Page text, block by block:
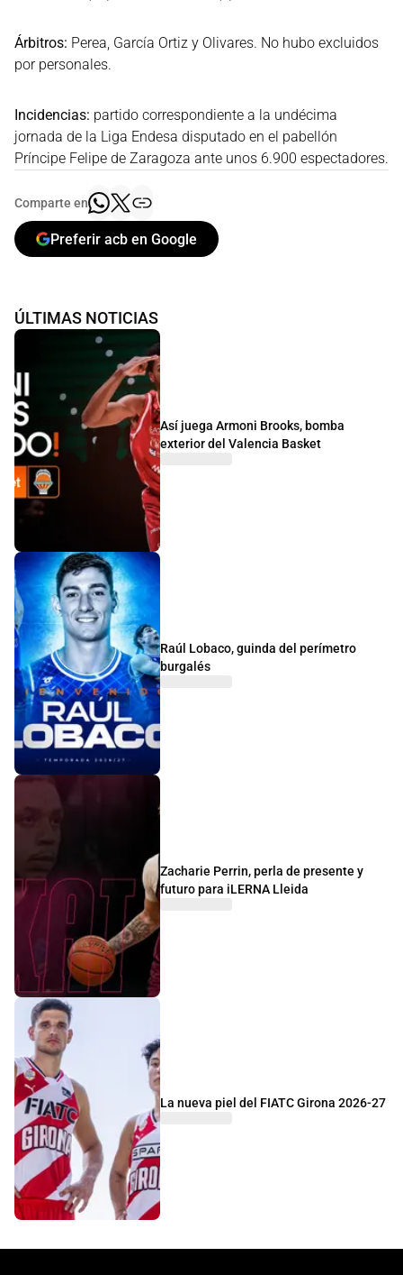
Árbitros: Perea, García Ortiz y Olivares. No hubo excluidos
por personales.
Incidencias: partido correspondiente a la undécima
jornada de la Liga Endesa disputado en el pabellón
Príncipe Felipe de Zaragoza ante unos 6.900 espectadores.
Comparte en
Preferir acb en Google
ÚLTIMAS NOTICIAS
Así juega Armoni Brooks, bomba
exterior del Valencia Basket
Raúl Lobaco, guinda del perímetro
burgalés
Zacharie Perrin, perla de presente y
futuro para iLERNA Lleida
La nueva piel del FIATC Girona 2026-27